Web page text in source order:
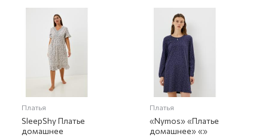
Платья
SleepShy Платье
домашнее
Платья
«Nymos» «Платье
домашнее» «»